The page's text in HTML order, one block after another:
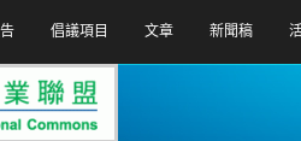
倡議項目 文章 新聞稿